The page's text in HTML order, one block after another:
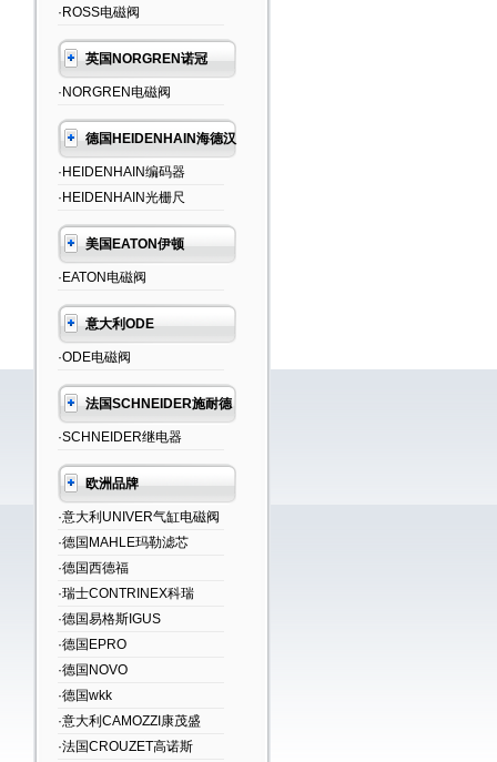
·ROSS电磁阀
英国NORGREN诺冠
·NORGREN电磁阀
德国HEIDENHAIN海德汉
·HEIDENHAIN编码器
·HEIDENHAIN光栅尺
美国EATON伊顿
·EATON电磁阀
意大利ODE
·ODE电磁阀
法国SCHNEIDER施耐德
·SCHNEIDER继电器
欧洲品牌
·意大利UNIVER气缸电磁阀
·德国MAHLE玛勒滤芯
·德国西德福
·瑞士CONTRINEX科瑞
·德国易格斯IGUS
·德国EPRO
·德国NOVO
·德国wkk
·意大利CAMOZZI康茂盛
·法国CROUZET高诺斯